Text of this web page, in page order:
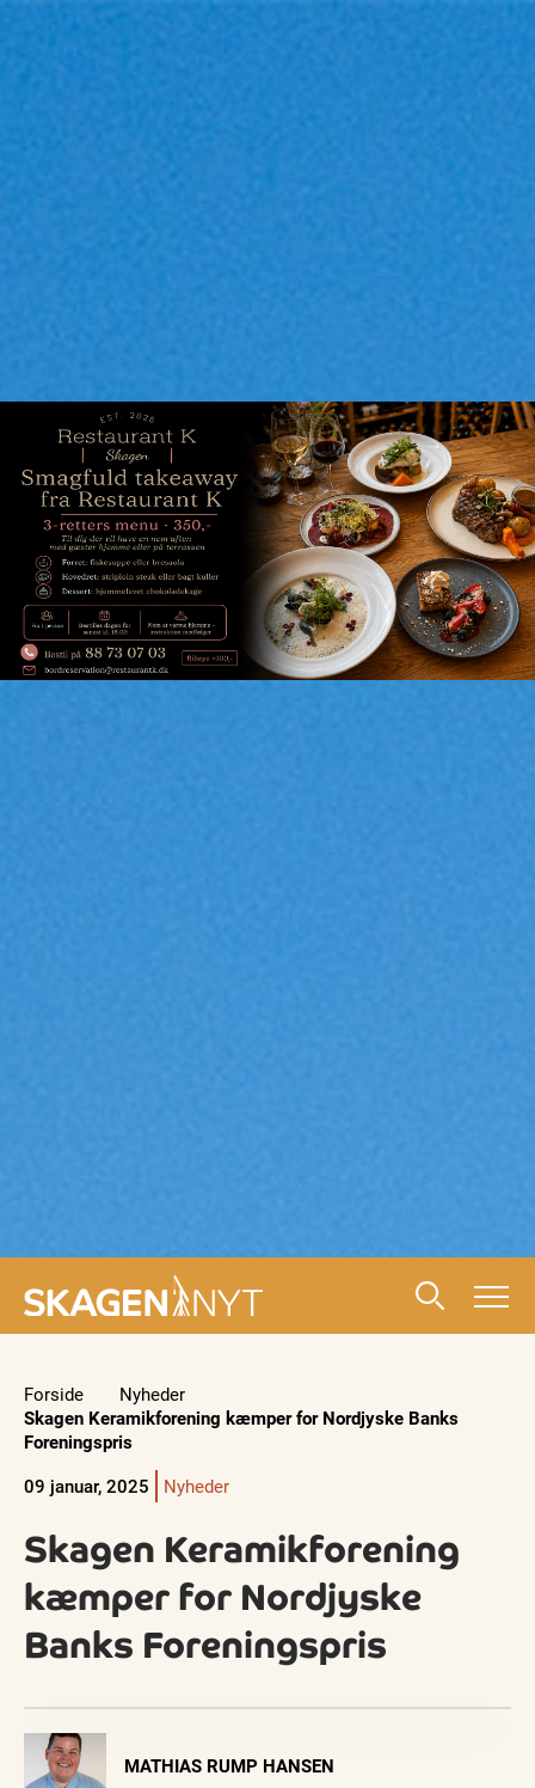
Forside
Nyheder
Skagen Keramikforening kæmper for Nordjyske Banks
Foreningspris
09 januar, 2025
Nyheder
Skagen Keramikforening
kæmper for Nordjyske
Banks Foreningspris
Visit Vendsyssel
EVENTKALENDER
MATHIAS RUMP HANSEN